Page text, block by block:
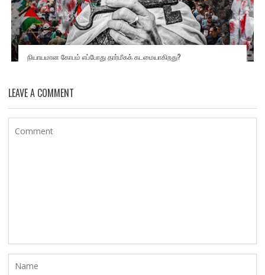
நியாயமான கோபம் எப்போது தார்மீகக் கடமையாகிறது?
LEAVE A COMMENT